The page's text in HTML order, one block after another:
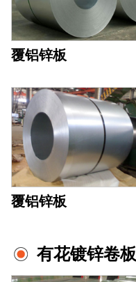
覆铝锌板
覆铝锌板
有花镀锌卷板